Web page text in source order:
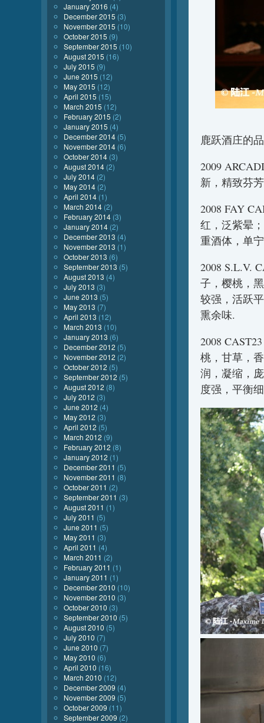
鹿跃酒庄的
2009
新，精致芬
2008 FAY
红，泛紫晕
重酒体，单
2008 S.L.V.
子，樱桃，
较强，活跃
熏余味.
2008
桃，甘草，
润，凝缩，
度强，平衡
January 2016 (4)
December 2015 (3)
November 2015 (10)
October 2015 (9)
September 2015 (10)
August 2015 (16)
July 2015 (9)
June 2015 (12)
May 2015 (12)
April 2015 (15)
March 2015 (12)
February 2015 (2)
January 2015 (4)
December 2014 (5)
November 2014 (6)
October 2014 (3)
August 2014 (2)
July 2014 (2)
May 2014 (2)
April 2014 (1)
March 2014 (2)
February 2014 (3)
January 2014 (2)
December 2013 (4)
November 2013 (1)
October 2013 (6)
September 2013 (5)
August 2013 (4)
July 2013 (3)
June 2013 (5)
May 2013 (7)
April 2013 (12)
March 2013 (10)
January 2013 (6)
December 2012 (5)
November 2012 (2)
October 2012 (5)
September 2012 (5)
August 2012 (8)
July 2012 (3)
June 2012 (4)
May 2012 (3)
April 2012 (5)
March 2012 (9)
February 2012 (8)
January 2012 (1)
December 2011 (5)
November 2011 (8)
October 2011 (2)
September 2011 (3)
August 2011 (1)
July 2011 (5)
June 2011 (5)
May 2011 (3)
April 2011 (4)
March 2011 (2)
February 2011 (1)
January 2011 (1)
December 2010 (10)
November 2010 (3)
October 2010 (3)
September 2010 (5)
August 2010 (5)
July 2010 (7)
June 2010 (7)
May 2010 (6)
April 2010 (16)
March 2010 (12)
December 2009 (4)
November 2009 (5)
October 2009 (11)
September 2009 (2)